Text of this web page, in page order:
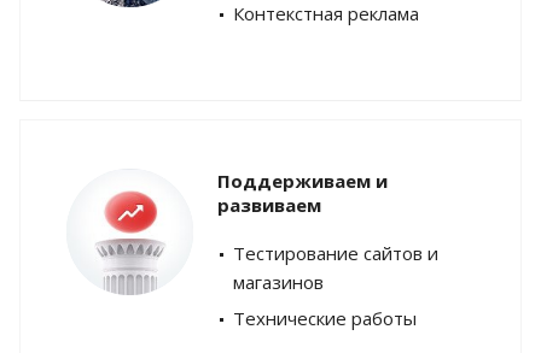
Контекстная реклама
Поддерживаем и
развиваем
Тестирование сайтов и
магазинов
Технические работы